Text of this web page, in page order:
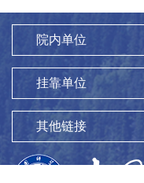
院内单位
挂靠单位
其他链接